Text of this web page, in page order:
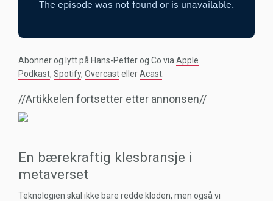
Abonner og lytt på Hans-Petter og Co via Apple
Podkast, Spotify, OvercastellerAcast
//Artikkelen fortsetter etter annonsen//
En bærekraftig klesbransje i
metaverset
Teknologien skal ikke bare redde kloden, men også vi